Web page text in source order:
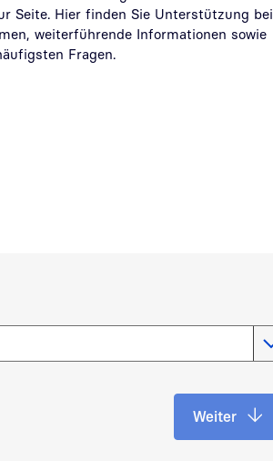
Seite. Hier finden Sie Unterstützung bei
weiterführende Informationen sowie
Fragen.
Weiter